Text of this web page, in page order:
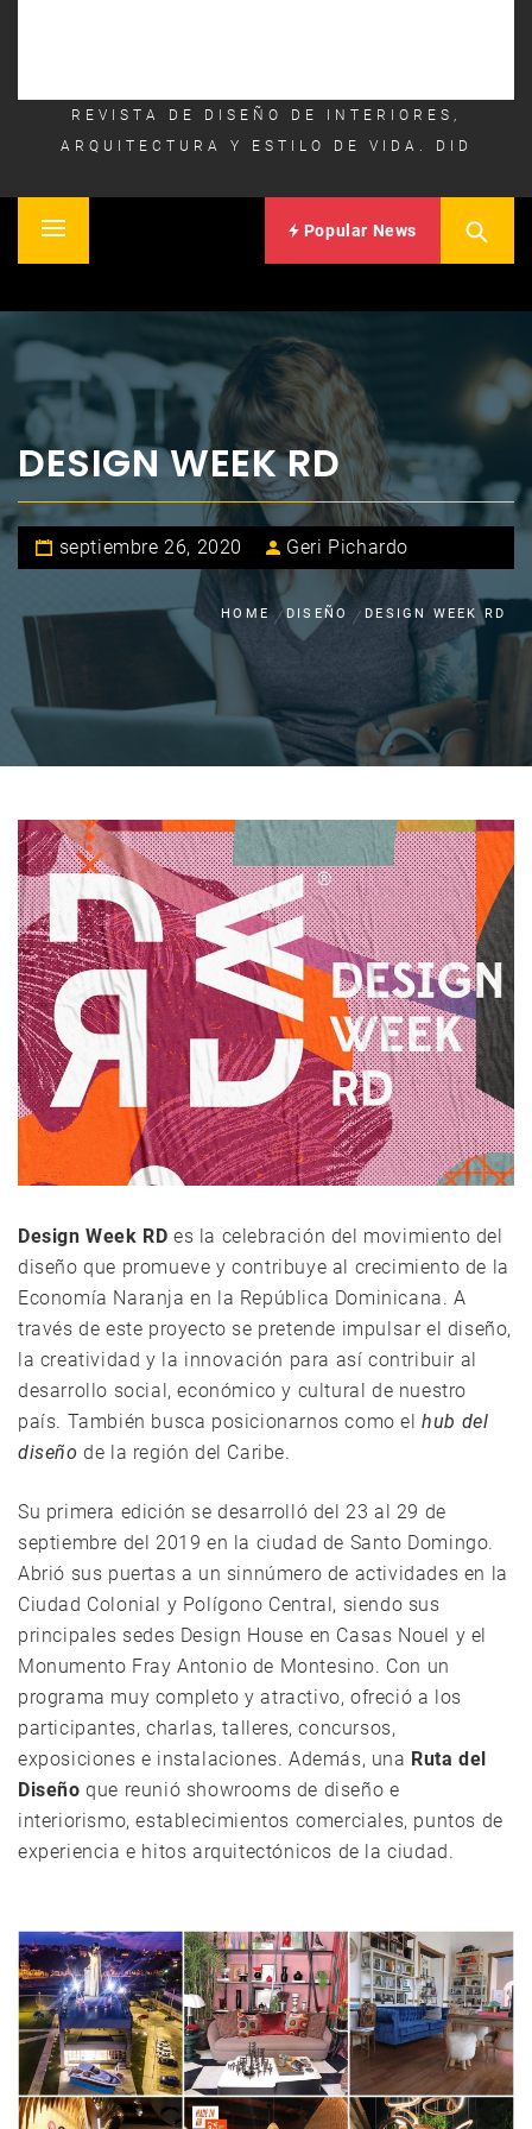
REVISTA DE DISEÑO DE INTERIORES,
ARQUITECTURA Y ESTILO DE VIDA. DID
Primary
Popular News
DESIGN WEEK RD
septiembre 26, 2020 Geri Pichardo
HOME DISEÑO DESIGN WEEK RD
Design Week RD es la celebración del movimiento del
diseño que promueve y contribuye al crecimiento de la
Economía Naranja en la República Dominicana. A
través de este proyecto se pretende impulsar el diseño,
la creatividad y la innovación para así contribuir al
desarrollo social, económico y cultural de nuestro
país. También busca posicionarnos como elhub del
diseño de la región del Caribe.
Su primera edición se desarrolló del 23 al 29 de
septiembre del 2019 en la ciudad de Santo Domingo.
Abrió sus puertas a un sinnúmero de actividades en la
Ciudad Colonial y Polígono Central, siendo sus
principales sedes Design House en Casas Nouel y el
Monumento Fray Antonio de Montesino. Con un
programa muy completo y atractivo, ofreció a los
participantes, charlas, talleres, concursos,
exposiciones e instalaciones. Además, una Ruta del
Diseño que reunió showrooms de diseño e
interiorismo, establecimientos comerciales, puntos de
experiencia e hitos arquitectónicos de la ciudad.